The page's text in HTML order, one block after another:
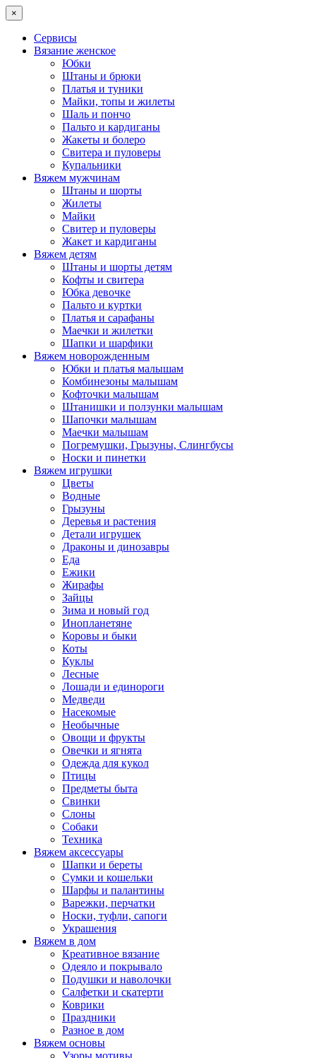
×
Сервисы
Вязание женское
Юбки
Штаны и брюки
Платья и туники
Майки, топы и жилеты
Шаль и пончо
Пальто и кардиганы
Жакеты и болеро
Свитера и пуловеры
Купальники
Вяжем мужчинам
Штаны и шорты
Жилеты
Майки
Свитер и пуловеры
Жакет и кардиганы
Вяжем детям
Штаны и шорты детям
Кофты и свитера
Юбка девочке
Пальто и куртки
Платья и сарафаны
Маечки и жилетки
Шапки и шарфики
Вяжем новорожденным
Юбки и платья малышам
Комбинезоны малышам
Кофточки малышам
Штанишки и ползунки малышам
Шапочки малышам
Маечки малышам
Погремушки, Грызуны, Слингбусы
Носки и пинетки
Вяжем игрушки
Цветы
Водные
Грызуны
Деревья и растения
Детали игрушек
Драконы и динозавры
Еда
Ежики
Жирафы
Зайцы
Зима и новый год
Инопланетяне
Коровы и быки
Коты
Куклы
Лесные
Лошади и единороги
Медведи
Насекомые
Необычные
Овощи и фрукты
Овечки и ягнята
Одежда для кукол
Птицы
Предметы быта
Свинки
Слоны
Собаки
Техника
Вяжем аксессуары
Шапки и береты
Сумки и кошельки
Шарфы и палантины
Варежки, перчатки
Носки, туфли, сапоги
Украшения
Вяжем в дом
Креативное вязание
Одеяло и покрывало
Подушки и наволочки
Салфетки и скатерти
Коврики
Праздники
Разное в дом
Вяжем основы
Узоры мотивы